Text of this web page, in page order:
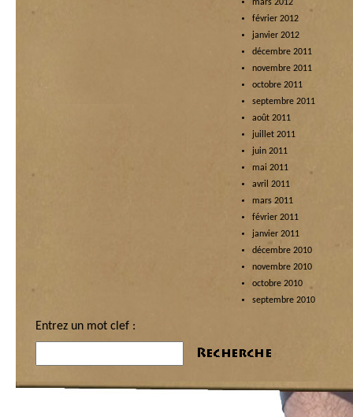
mars 2012
février 2012
janvier 2012
décembre 2011
novembre 2011
octobre 2011
septembre 2011
août 2011
juillet 2011
juin 2011
mai 2011
avril 2011
mars 2011
février 2011
janvier 2011
décembre 2010
novembre 2010
octobre 2010
septembre 2010
Entrez un mot clef :